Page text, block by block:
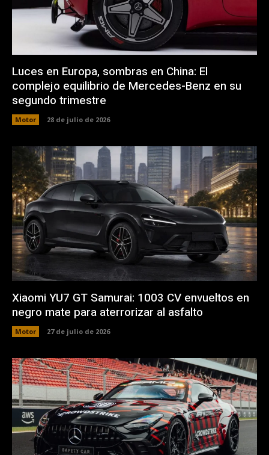
Luces en Europa, sombras en China: El
complejo equilibrio de Mercedes-Benz en su
segundo trimestre
Motor 28 de julio de 2026
Xiaomi YU7 GT Samurai: 1003 CV envueltos en
negro mate para aterrorizar al asfalto
Motor 27 de julio de 2026